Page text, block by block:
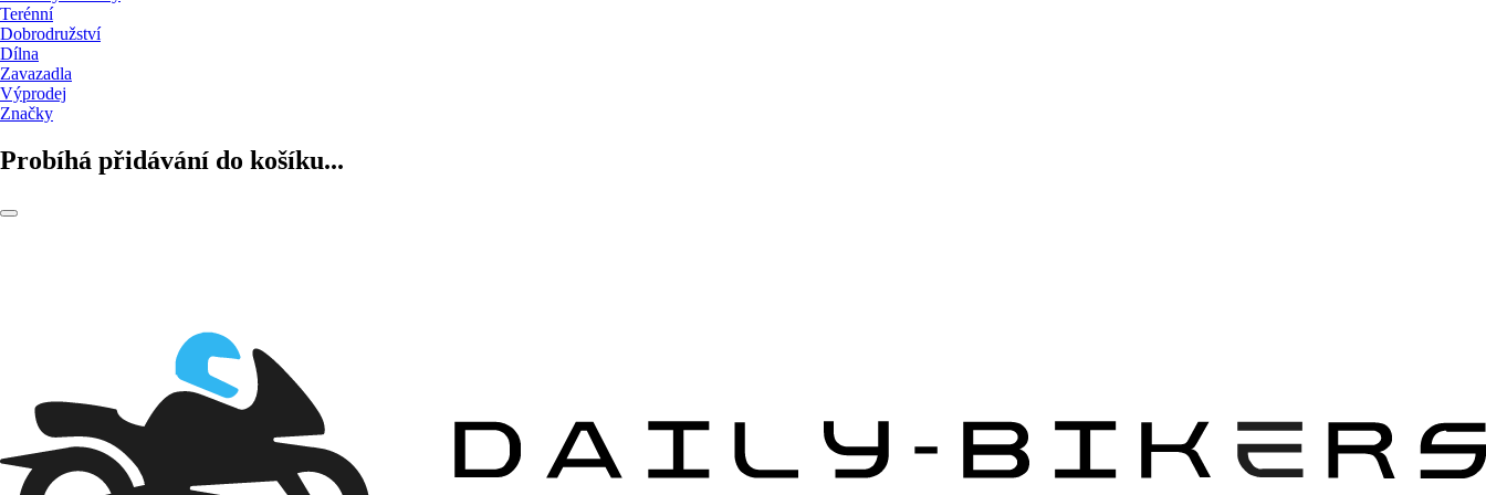
Terénní
Dobrodružství
Dílna
Zavazadla
Výprodej
Značky
Probíhá přidávání do košíku...